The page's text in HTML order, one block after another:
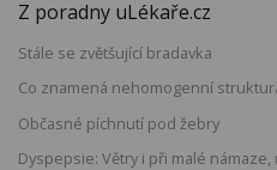
Z poradny uLékaře.cz
Stále se zvětšující bradavka
Co znamená nehomogenní
Občasné píchnutí pod žebry
Dyspepsie: Větry i při malé